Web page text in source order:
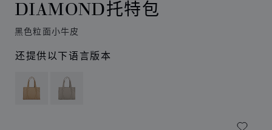
DIAMOND托特包
黑色粒面小牛皮
还提供以下语言版本